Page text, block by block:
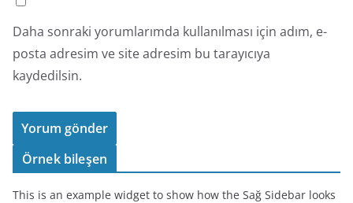
Daha sonraki yorumlarımda kullanılması için adım, e-
posta adresim ve site adresim bu tarayıcıya
kaydedilsin.
Örnek bileşen
This is an example widget to show how the Sağ Sidebar looks